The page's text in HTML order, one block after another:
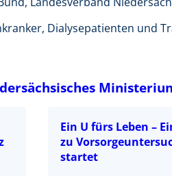
Dialysepatienten und
Ein U fürs Leben –
zu
startet